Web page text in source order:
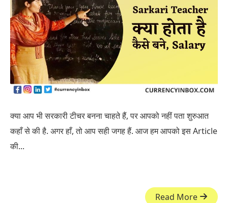
क्या आप भी सरकारी टीचर बनना चाहते हैं, पर आपको नहीं पता शुरुआत
कहाँ से की है. अगर हाँ, तो आप सही जगह हैं. आज हम आपको इस Article
की...
Read More